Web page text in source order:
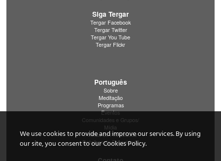
Siga Tergar
Tergar Facebook
Tergar Twitter
Tergar You Tube
Tergar Flickr
Português
Sobre
Meditação
Programas
Eventos
Comunidades e Grupos/
Mídia
Política de Privacidade
Detalhes de Privacidade
We use cookies to provide and improve our services. By using
our site, you consent to our Cookies Policy.